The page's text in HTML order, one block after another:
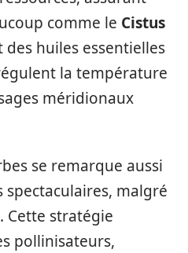
comme le Cistus
huiles essentielles
la température
méridionaux
se remarque aussi
malgré
Cette stratégie
pollinisateurs,